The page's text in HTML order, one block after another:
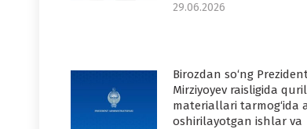
29.06.2026
Birozdan so‘ng
Mirziyoyev raisligida
materiallari tarmog‘ida
oshirilayotgan ishlar va